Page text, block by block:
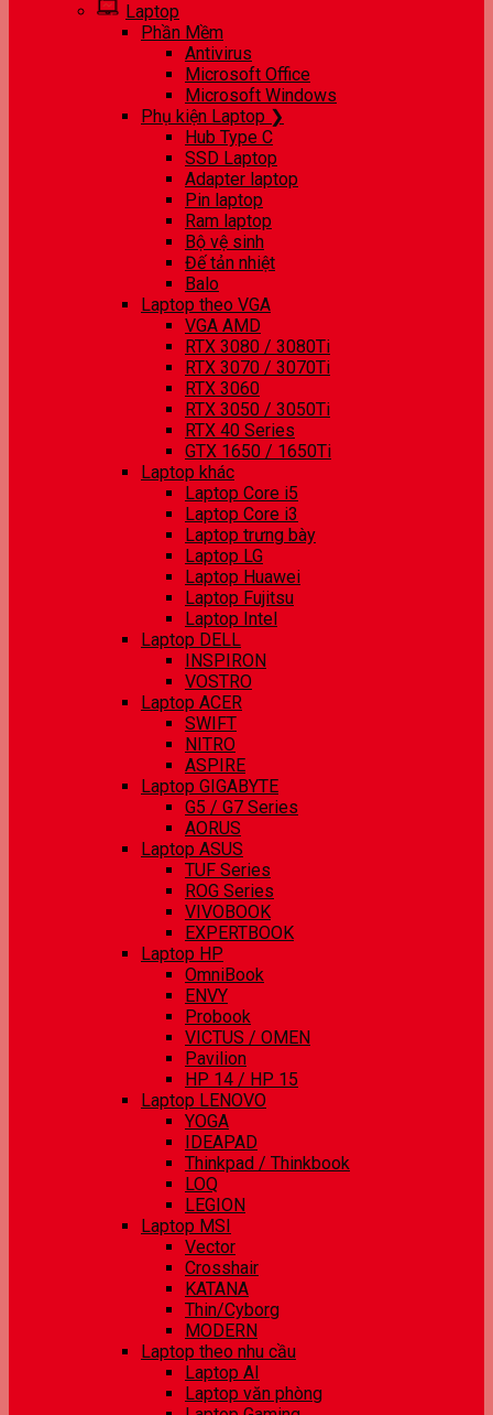
Laptop
Phần Mềm
Antivirus
Microsoft Office
Microsoft Windows
Phụ kiện Laptop ❯
Hub Type C
SSD Laptop
Adapter laptop
Pin laptop
Ram laptop
Bộ vệ sinh
Đế tản nhiệt
Balo
Laptop theo VGA
VGA AMD
RTX 3080 / 3080Ti
RTX 3070 / 3070Ti
RTX 3060
RTX 3050 / 3050Ti
RTX 40 Series
GTX 1650 / 1650Ti
Laptop khác
Laptop Core i5
Laptop Core i3
Laptop trưng bày
Laptop LG
Laptop Huawei
Laptop Fujitsu
Laptop Intel
Laptop DELL
INSPIRON
VOSTRO
Laptop ACER
SWIFT
NITRO
ASPIRE
Laptop GIGABYTE
G5 / G7 Series
AORUS
Laptop ASUS
TUF Series
ROG Series
VIVOBOOK
EXPERTBOOK
Laptop HP
OmniBook
ENVY
Probook
VICTUS / OMEN
Pavilion
HP 14 / HP 15
Laptop LENOVO
YOGA
IDEAPAD
Thinkpad / Thinkbook
LOQ
LEGION
Laptop MSI
Vector
Crosshair
KATANA
Thin/Cyborg
MODERN
Laptop theo nhu cầu
Laptop AI
Laptop văn phòng